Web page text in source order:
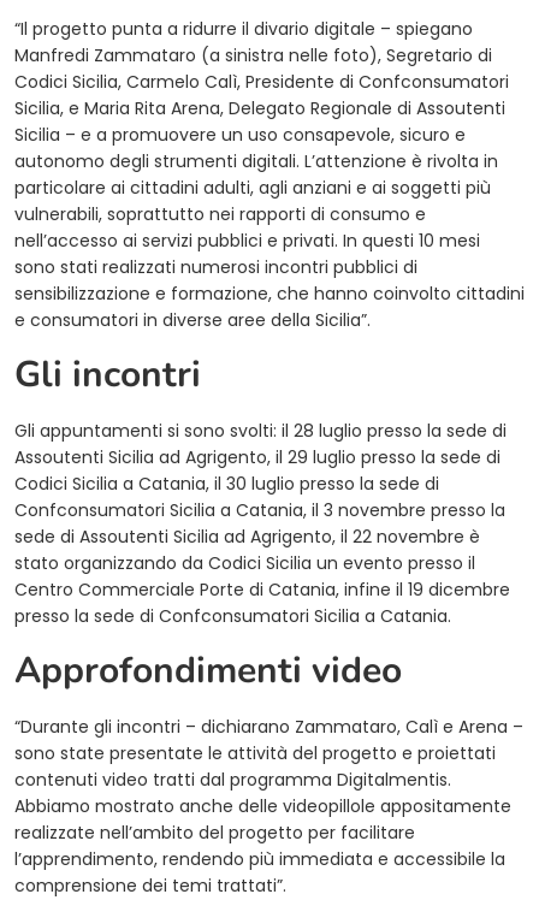
“Il progetto punta a ridurre il divario digitale – spiegano
Manfredi Zammataro (a sinistra nelle foto), Segretario di
Codici Sicilia, Carmelo Calì, Presidente di Confconsumatori
Sicilia, e Maria Rita Arena, Delegato Regionale di Assoutenti
Sicilia – e a promuovere un uso consapevole, sicuro e
autonomo degli strumenti digitali. L’attenzione è rivolta in
particolare ai cittadini adulti, agli anziani e ai soggetti più
vulnerabili, soprattutto nei rapporti di consumo e
nell’accesso ai servizi pubblici e privati. In questi 10 mesi
sono stati realizzati numerosi incontri pubblici di
sensibilizzazione e formazione, che hanno coinvolto cittadini
e consumatori in diverse aree della Sicilia”.
Gli incontri
Gli appuntamenti si sono svolti: il 28 luglio presso la sede di
Assoutenti Sicilia ad Agrigento, il 29 luglio presso la sede di
Codici Sicilia a Catania, il 30 luglio presso la sede di
Confconsumatori Sicilia a Catania, il 3 novembre presso la
sede di Assoutenti Sicilia ad Agrigento, il 22 novembre è
stato organizzando da Codici Sicilia un evento presso il
Centro Commerciale Porte di Catania, infine il 19 dicembre
presso la sede di Confconsumatori Sicilia a Catania.
Approfondimenti video
“Durante gli incontri – dichiarano Zammataro, Calì e Arena –
sono state presentate le attività del progetto e proiettati
contenuti video tratti dal programma Digitalmentis.
Abbiamo mostrato anche delle videopillole appositamente
realizzate nell’ambito del progetto per facilitare
l’apprendimento, rendendo più immediata e accessibile la
comprensione dei temi trattati”.